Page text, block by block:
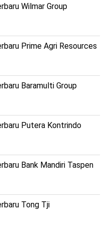
Wilmar Group
Prime Agri Resources
Baramulti Group
Putera Kontrindo
Bank Mandiri Taspen
Tong Tji